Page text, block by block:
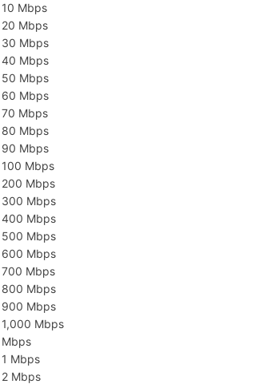
10 Mbps
20 Mbps
30 Mbps
40 Mbps
50 Mbps
60 Mbps
70 Mbps
80 Mbps
90 Mbps
100 Mbps
200 Mbps
300 Mbps
400 Mbps
500 Mbps
600 Mbps
700 Mbps
800 Mbps
900 Mbps
1,000 Mbps
Mbps
1 Mbps
2 Mbps